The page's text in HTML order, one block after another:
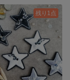
残り1点